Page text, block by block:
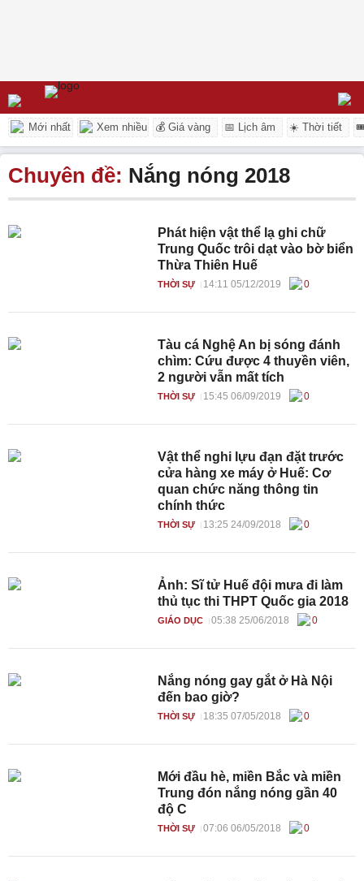
Mới nhất Xem nhiều 💰 Giá vàng 📅 Lịch âm ☀️ Thời tiết
Chuyên đề: Nắng nóng 2018
Phát hiện vật thể lạ ghi chữ
Trung Quốc trôi dạt vào bờ biển
Thừa Thiên Huế
THỜI SỰ 14:11 05/12/2019 0
Tàu cá Nghệ An bị sóng đánh
chìm: Cứu được 4 thuyền viên,
2 người vẫn mất tích
THỜI SỰ 15:45 06/09/2019 0
Vật thể nghi lựu đạn đặt trước
cửa hàng xe máy ở Huế: Cơ
quan chức năng thông tin
chính thức
THỜI SỰ 13:25 24/09/2018 0
Ảnh: Sĩ tử Huế đội mưa đi làm
thủ tục thi THPT Quốc gia 2018
GIÁO DỤC 05:38 25/06/2018 0
Nắng nóng gay gắt ở Hà Nội
đến bao giờ?
THỜI SỰ 18:35 07/05/2018 0
Mới đầu hè, miền Bắc và miền
Trung đón nắng nóng gần 40
độ C
THỜI SỰ 07:06 06/05/2018 0